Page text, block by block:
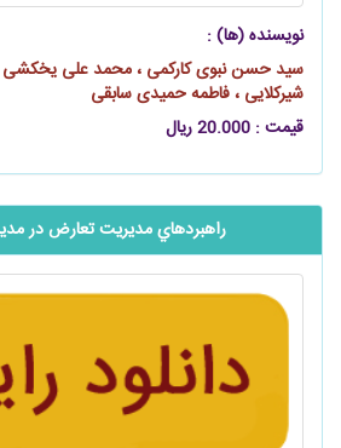
نویسنده (ها) :
سید حسن نبوی کارکمی ، محمد علی یخکشی
شیرکلایی ، فاطمه حمیدی سابقی
قیمت : 20.000 ریال
راهبردهاي مديريت تعارض در